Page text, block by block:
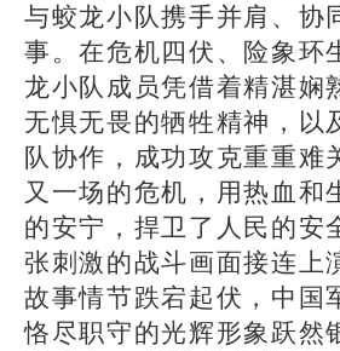
与蛟龙小队携手并肩、协
事。在危机四伏、险象环
龙小队成员凭借着精湛娴
无惧无畏的牺牲精神，以
队协作，成功攻克重重难
又一场的危机，用热血和
的安宁，捍卫了人民的安
张刺激的战斗画面接连上
故事情节跌宕起伏，中国
恪尽职守的光辉形象跃然